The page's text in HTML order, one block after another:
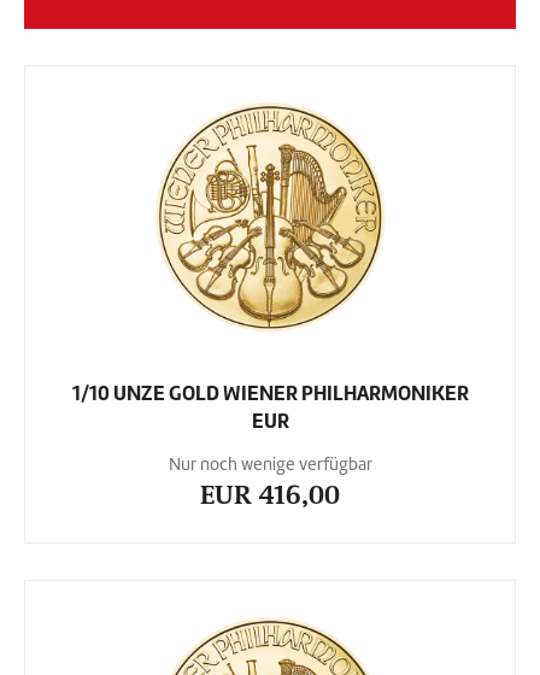
1/10 UNZE GOLD WIENER PHILHARMONIKER
EUR
Nur noch wenige verfügbar
EUR 416,00